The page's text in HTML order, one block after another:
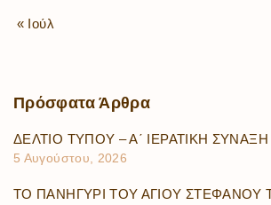
« Ιούλ
Πρόσφατα Άρθρα
ΔΕΛΤΙΟ ΤΥΠΟΥ – Α΄ ΙΕΡΑΤΙΚΗ ΣΥΝΑΞΗ
5 Αυγούστου, 2026
ΤΟ ΠΑΝΗΓΥΡΙ ΤΟΥ ΑΓΙΟΥ ΣΤΕΦΑΝΟΥ